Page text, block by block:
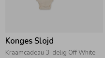
Konges Slojd
Kraamcadeau 3-delig Off White